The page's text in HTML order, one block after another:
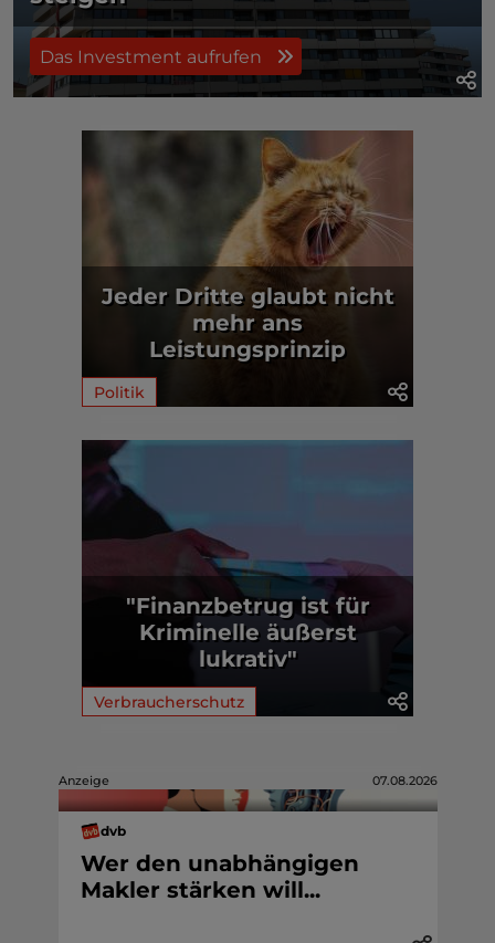
Das Investment aufrufen
Jeder Dritte glaubt nicht
mehr ans
Leistungsprinzip
Politik
"Finanzbetrug ist für
Kriminelle äußerst
lukrativ"
Verbraucherschutz
Anzeige 07.08.2026
dvb
Wer den unabhängigen
Makler stärken will...